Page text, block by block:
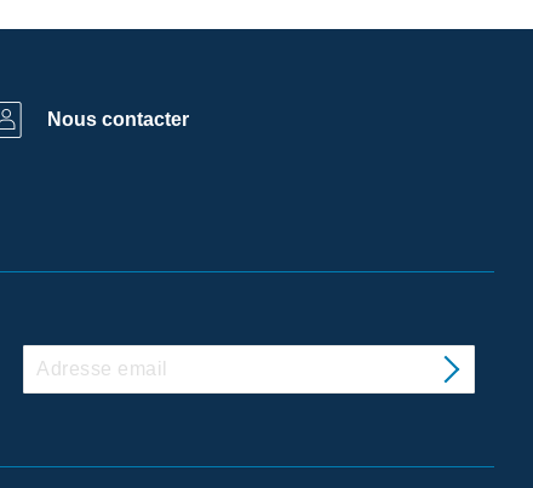
Nous contacter